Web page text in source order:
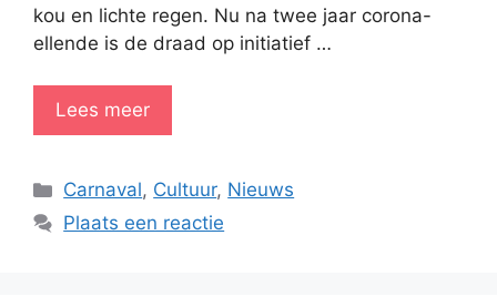
kou en lichte regen. Nu na twee jaar corona-
ellende is de draad op initiatief …
Lees meer
Categorieën
Carnaval, Cultuur, Nieuws
Plaats een reactie